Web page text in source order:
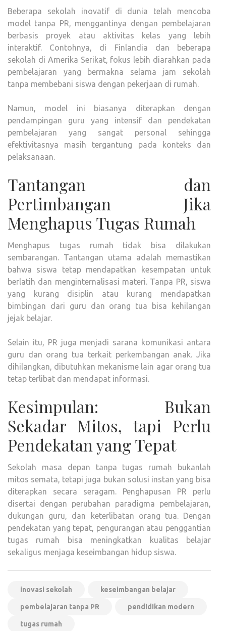
Beberapa sekolah inovatif di dunia telah mencoba
model tanpa PR, menggantinya dengan pembelajaran
berbasis proyek atau aktivitas kelas yang lebih
interaktif. Contohnya, di Finlandia dan beberapa
sekolah di Amerika Serikat, fokus lebih diarahkan pada
pembelajaran yang bermakna selama jam sekolah
tanpa membebani siswa dengan pekerjaan di rumah.
Namun, model ini biasanya diterapkan dengan
pendampingan guru yang intensif dan pendekatan
pembelajaran yang sangat personal sehingga
efektivitasnya masih tergantung pada konteks dan
pelaksanaan.
Tantangan dan
Pertimbangan Jika
Menghapus Tugas Rumah
Menghapus tugas rumah tidak bisa dilakukan
sembarangan. Tantangan utama adalah memastikan
bahwa siswa tetap mendapatkan kesempatan untuk
berlatih dan menginternalisasi materi. Tanpa PR, siswa
yang kurang disiplin atau kurang mendapatkan
bimbingan dari guru dan orang tua bisa kehilangan
jejak belajar.
Selain itu, PR juga menjadi sarana komunikasi antara
guru dan orang tua terkait perkembangan anak. Jika
dihilangkan, dibutuhkan mekanisme lain agar orang tua
tetap terlibat dan mendapat informasi.
Kesimpulan: Bukan
Sekadar Mitos, tapi Perlu
Pendekatan yang Tepat
Sekolah masa depan tanpa tugas rumah bukanlah
mitos semata, tetapi juga bukan solusi instan yang bisa
diterapkan secara seragam. Penghapusan PR perlu
disertai dengan perubahan paradigma pembelajaran,
dukungan guru, dan keterlibatan orang tua. Dengan
pendekatan yang tepat, pengurangan atau penggantian
tugas rumah bisa meningkatkan kualitas belajar
sekaligus menjaga keseimbangan hidup siswa.
inovasi sekolah keseimbangan belajar
pembelajaran tanpa PR pendidikan modern
tugas rumah